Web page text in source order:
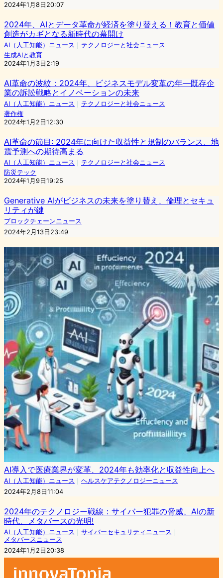
2024年1月8日20:07
2024年、AIとデータ革命が経済を塗り替える！教育と価値
創造がカギとなる新時代の幕開け
AI（人工知能）ニュース ｜ テクノロジーと社会ニュース
生成AIと教育
2024年1月3日2:19
AI革命の波紋：2024年、ビジネスモデル変革の年―既存企
業の訴訟戦略とイノベーションの未来
AI（人工知能）ニュース ｜ テクノロジーと社会ニュース
著作権
2024年1月2日12:30
AI革命の節目: 2024年に向けた収益性と規制のバランス、地
震予測への期待高まる
AI（人工知能）ニュース ｜ テクノロジーと社会ニュース
防災テック
2024年1月9日19:25
Generative AIがビジネスの未来を塗り替え、倫理とセキュ
リティが鍵
ブロックチェーンニュース
2024年2月13日23:49
AI導入で医療業界が変革、2024年も効率化と収益性向上へ
AI（人工知能）ニュース ｜ ヘルスケアテクノロジーニュース
2024年2月8日11:04
2024年のテクノロジー戦線：サイバー犯罪の脅威、AIの新
時代、メタバースの光明!
AI（人工知能）ニュース ｜ サイバーセキュリティニュース ｜
メタバースニュース
2024年1月2日20:38